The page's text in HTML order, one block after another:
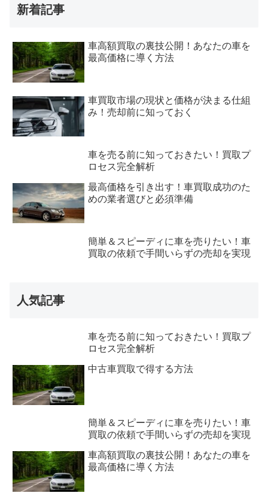
新着記事
車高額買取の裏技公開！あなたの車を
最高価格に導く方法
車買取市場の現状と価格が決まる仕組
み！売却前に知っておく
車を売る前に知っておきたい！買取プ
ロセス完全解析
最高価格を引き出す！車買取成功のた
めの業者選びと必須準備
簡単＆スピーディに車を売りたい！車
買取の依頼で手間いらずの売却を実現
人気記事
車を売る前に知っておきたい！買取プ
ロセス完全解析
中古車買取で得する方法
簡単＆スピーディに車を売りたい！車
買取の依頼で手間いらずの売却を実現
車高額買取の裏技公開！あなたの車を
最高価格に導く方法